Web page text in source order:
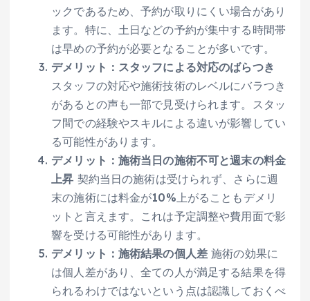
ックであるため、予約が取りにくい場合があり
ます。特に、土日などの予約が集中する時間帯
は早めの予約が必要となることが多いです。
デメリット：スタッフによる対応のばらつき
スタッフの対応や施術技術のレベルにバラつき
があるとの声も一部で見受けられます。スタッ
フ間での経験やスキルによる違いが影響してい
る可能性があります。
デメリット：施術当日の施術不可と週末の料金
上昇 契約当日の施術は受けられず、さらに週
末の施術には料金が10%上がることもデメリ
ットと言えます。これは予定調整や費用面で影
響を受ける可能性があります。
デメリット：施術結果の個人差 施術の効果に
は個人差があり、全ての人が満足する結果を得
られるわけではないという点は認識しておくべ